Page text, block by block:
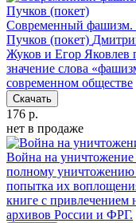
Современный
Пучков (покет)
Жуков и Егор Яковлев
значение слова
современном обществе
Скачать
176 р.
нет в продаже
Война на уничтожение
полному уничтожению
попытка их
книге с привлечением
архивов России и ФРГ.